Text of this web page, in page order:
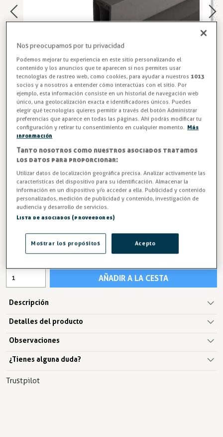
Perfil PVC rígido E-140 de color gris o negro, unidad 3m.
Color
-3% AHORRA 0,41 €
16,58 € 17,07 €
IVA excl.13,70 €
AÑADIR A LA CESTA
Descripción
Detalles del producto
Observaciones
¿Tienes alguna duda?
Trustpilot
Nos preocupamos por tu privacidad
Podemos mejorar tu experiencia en este sitio personalizando el
contenido y los anuncios que te aparecen si nos permites usar
tecnologías de rastreo web, como cookies, para ayudar a nuestros 1013
socios y a nosotros a entender cómo interactúas con el sitio. Por
ejemplo, esta información consiste en un historial de navegación web
único, una geolocalización exacta e identificadores únicos. Puedes
elegir qué tecnologías quieres permitir a través del botón Administrar
preferencias que aparece en todas las páginas. Ahí podrás modificar tu
configuración y retirar tu consentimiento en cualquier momento. Más
información
Tanto nosotros como nuestros asociados tratamos
los datos para proporcionar:
Utilizar datos de localización geográfica precisa. Analizar activamente las
características del dispositivo para su identificación. Almacenar la
información en un dispositivo y/o acceder a ella. Publicidad y contenido
personalizados, medición de publicidad y contenido, investigación de
audiencia y desarrollo de servicios.
Lista de asociados (proveedores)
Acepto
Mostrar los propósitos